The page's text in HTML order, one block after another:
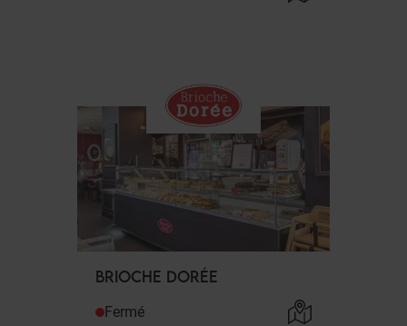
BRIOCHE DORÉE
Fermé